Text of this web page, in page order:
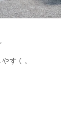
すく。